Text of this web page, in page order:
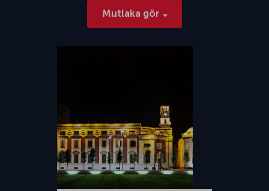
Mutlaka gör